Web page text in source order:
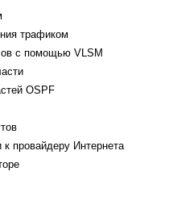
трафиком
с помощью VLSM
OSPF
провайдеру Интернета